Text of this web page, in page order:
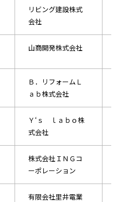
リビング建設株式
会社
山商開発株式会社
Ｂ．リフォームＬ
ａｂ株式会社
Ｙ‘ｓ ｌａｂｏ株
式会社
株式会社ＩＮＧコ
ーポレーション
有限会社里井電業